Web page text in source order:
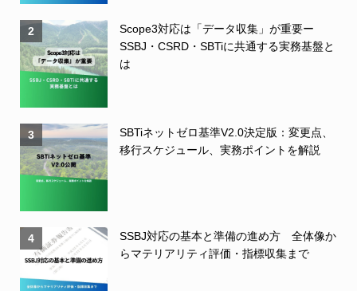
2
Scope3対応は「データ収集」が重要ー
SSBJ・CSRD・SBTiに共通する実務基盤と
は
3
SBTiネットゼロ基準V2.0決定版：変更点、
移行スケジュール、実務ポイントを解説
4
SSBJ対応の基本と準備の進め方 全体像か
らマテリアリティ評価・指標収集まで